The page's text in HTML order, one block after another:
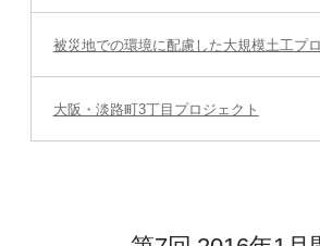
被災地での環境に配慮した大規模土工プ
大阪・淡路町3丁目プロジェクト